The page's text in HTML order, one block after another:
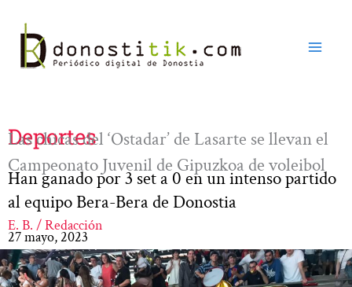
contenido
Deportes
Las chicas del ‘Ostadar’ de Lasarte se llevan el
Campeonato Juvenil de Gipuzkoa de voleibol
Han ganado por 3 set a 0 en un intenso partido
al equipo Bera-Bera de Donostia
E. B. / Redacción
27 mayo, 2023